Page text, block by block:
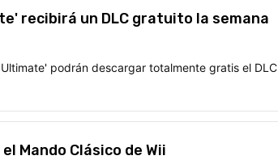
recibirá un DLC gratuito la semana
podrán descargar totalmente gratis el DLC
Mando Clásico de Wii